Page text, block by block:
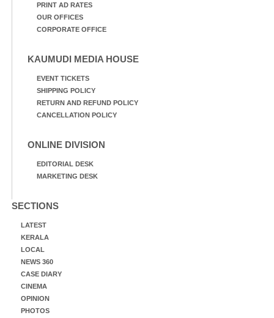
PRINT AD RATES
OUR OFFICES
CORPORATE OFFICE
KAUMUDI MEDIA HOUSE
EVENT TICKETS
SHIPPING POLICY
RETURN AND REFUND POLICY
CANCELLATION POLICY
ONLINE DIVISION
EDITORIAL DESK
MARKETING DESK
SECTIONS
LATEST
KERALA
LOCAL
NEWS 360
CASE DIARY
CINEMA
OPINION
PHOTOS